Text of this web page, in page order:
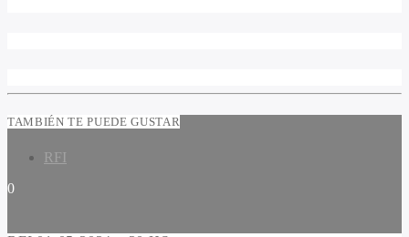
TAMBIÉN TE PUEDE GUSTAR
RFI
0